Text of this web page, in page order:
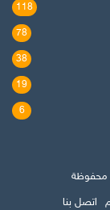
118
78
38
19
6
اتصل بنا